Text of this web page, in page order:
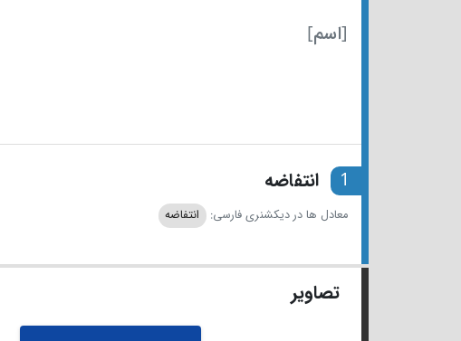
[اسم]
1 انتفاضه
معادل ها در دیکشنری فارسی: انتفاضه
تصاویر